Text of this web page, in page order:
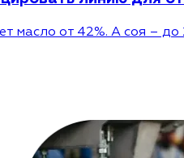
масло от 42%. А соя –